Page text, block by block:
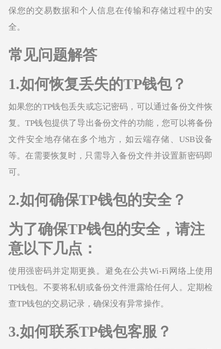
保您的交易数据和个人信息在传输和存储过程中的安
全。
常见问题解答
1.如何恢复丢失的TP钱包？
如果您的TP钱包丢失或忘记密码，可以通过备份文件恢
复。TP钱包提供了导出备份文件的功能，您可以将备份
文件安全地存储在多个地方，如云端存储、USB设备
等。在需要恢复时，只需导入备份文件并设置新密码即
可。
2.如何确保TP钱包的安全？
为了确保TP钱包的安全，请注
意以下几点：
使用强密码并定期更换。避免在公共Wi-Fi网络上使用
TP钱包。不要将私钥或备份文件泄露给任何人。定期检
查TP钱包的交易记录，确保没有异常操作。
3.如何联系TP钱包客服？